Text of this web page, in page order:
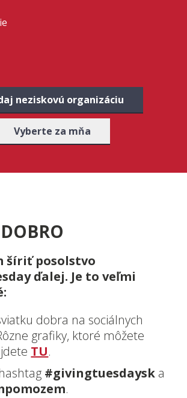
neziskovú organizáciu
Vyberte za mňa
šíriť posolstvo
ďalej. Je to veľmi
dobra na sociálnych
grafiky, ktoré môžete
TU.
#givingtuesdaysk a
.